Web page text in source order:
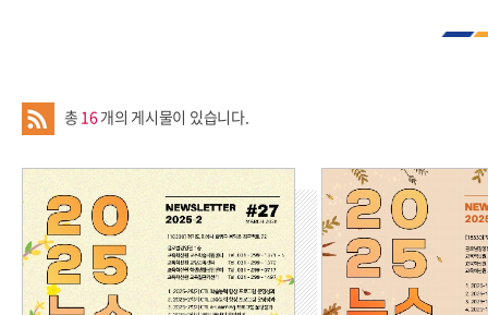
총 16개의 게시물이 있습니다.